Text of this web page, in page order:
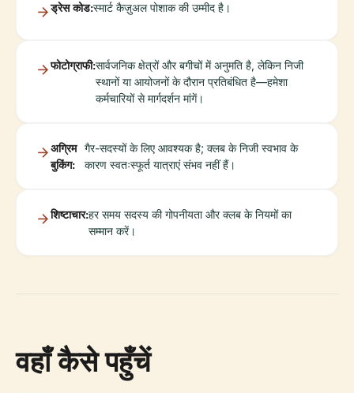
ड्रेस कोड:स्मार्ट कैज़ुअल पोशाक की उम्मीद है।
फोटोग्राफी:सार्वजनिक क्षेत्रों और बगीचों में अनुमति है, लेकिन निजी
स्थानों या आयोजनों के दौरान प्रतिबंधित है—हमेशा
कर्मचारियों से मार्गदर्शन मांगें।
अग्रिम
बुकिंग:
गैर-सदस्यों के लिए आवश्यक है; क्लब के निजी स्वभाव के
कारण स्वतःस्फूर्त यात्राएं संभव नहीं हैं।
शिष्टाचार:हर समय सदस्य की गोपनीयता और क्लब के नियमों का
सम्मान करें।
वहाँ कैसे पहुँचें